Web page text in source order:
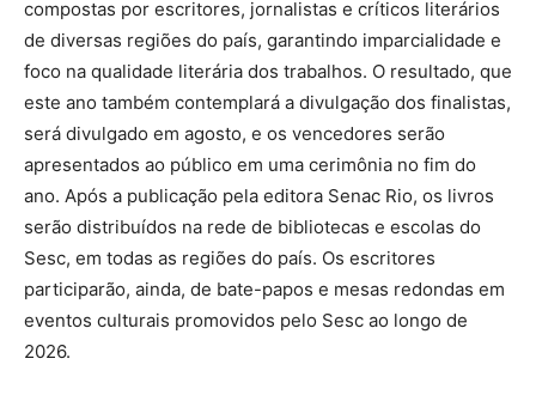
compostas por escritores, jornalistas e críticos literários
de diversas regiões do país, garantindo imparcialidade e
foco na qualidade literária dos trabalhos. O resultado, que
este ano também contemplará a divulgação dos finalistas,
será divulgado em agosto, e os vencedores serão
apresentados ao público em uma cerimônia no fim do
ano. ​Após a publicação pela editora Senac Rio, os livros
serão distribuídos na rede de bibliotecas e escolas do
Sesc, em todas as regiões do país. Os escritores
participarão, ainda, de bate-papos e mesas redondas em
eventos culturais promovidos pelo Sesc ao longo de
2026.